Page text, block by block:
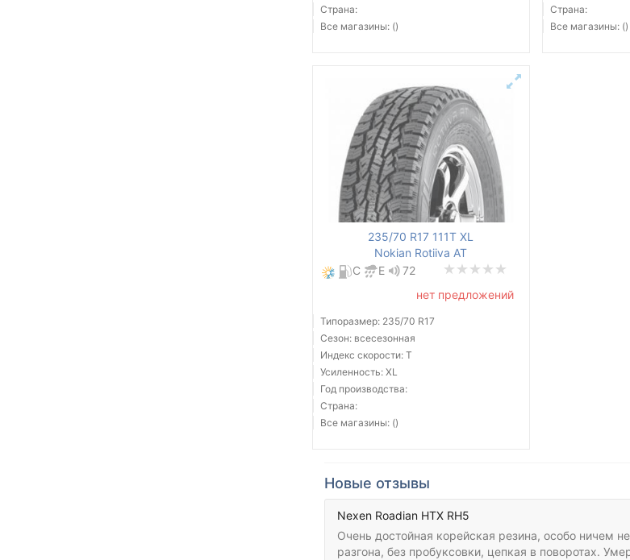
Страна:
Все магазины: ()
Страна:
Все магазины: ()
235/70 R17 111T XL
Nokian Rotiiva AT
C
E
72
нет предложений
Типоразмер: 235/70 R17
Сезон: всесезонная
Индекс скорости: T
Усиленность: XL
Год производства:
Страна:
Все магазины: ()
Новые отзывы
Nexen Roadian HTX RH5
Очень достойная корейская резина, особо ничем
разгона, без пробуксовки, цепкая в поворотах.